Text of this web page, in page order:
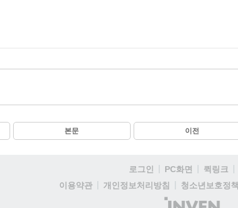
본문 이전
로그인 PC화면 퀵링크
이용약관
개인정보처리방침 청소년보호정책
(주)